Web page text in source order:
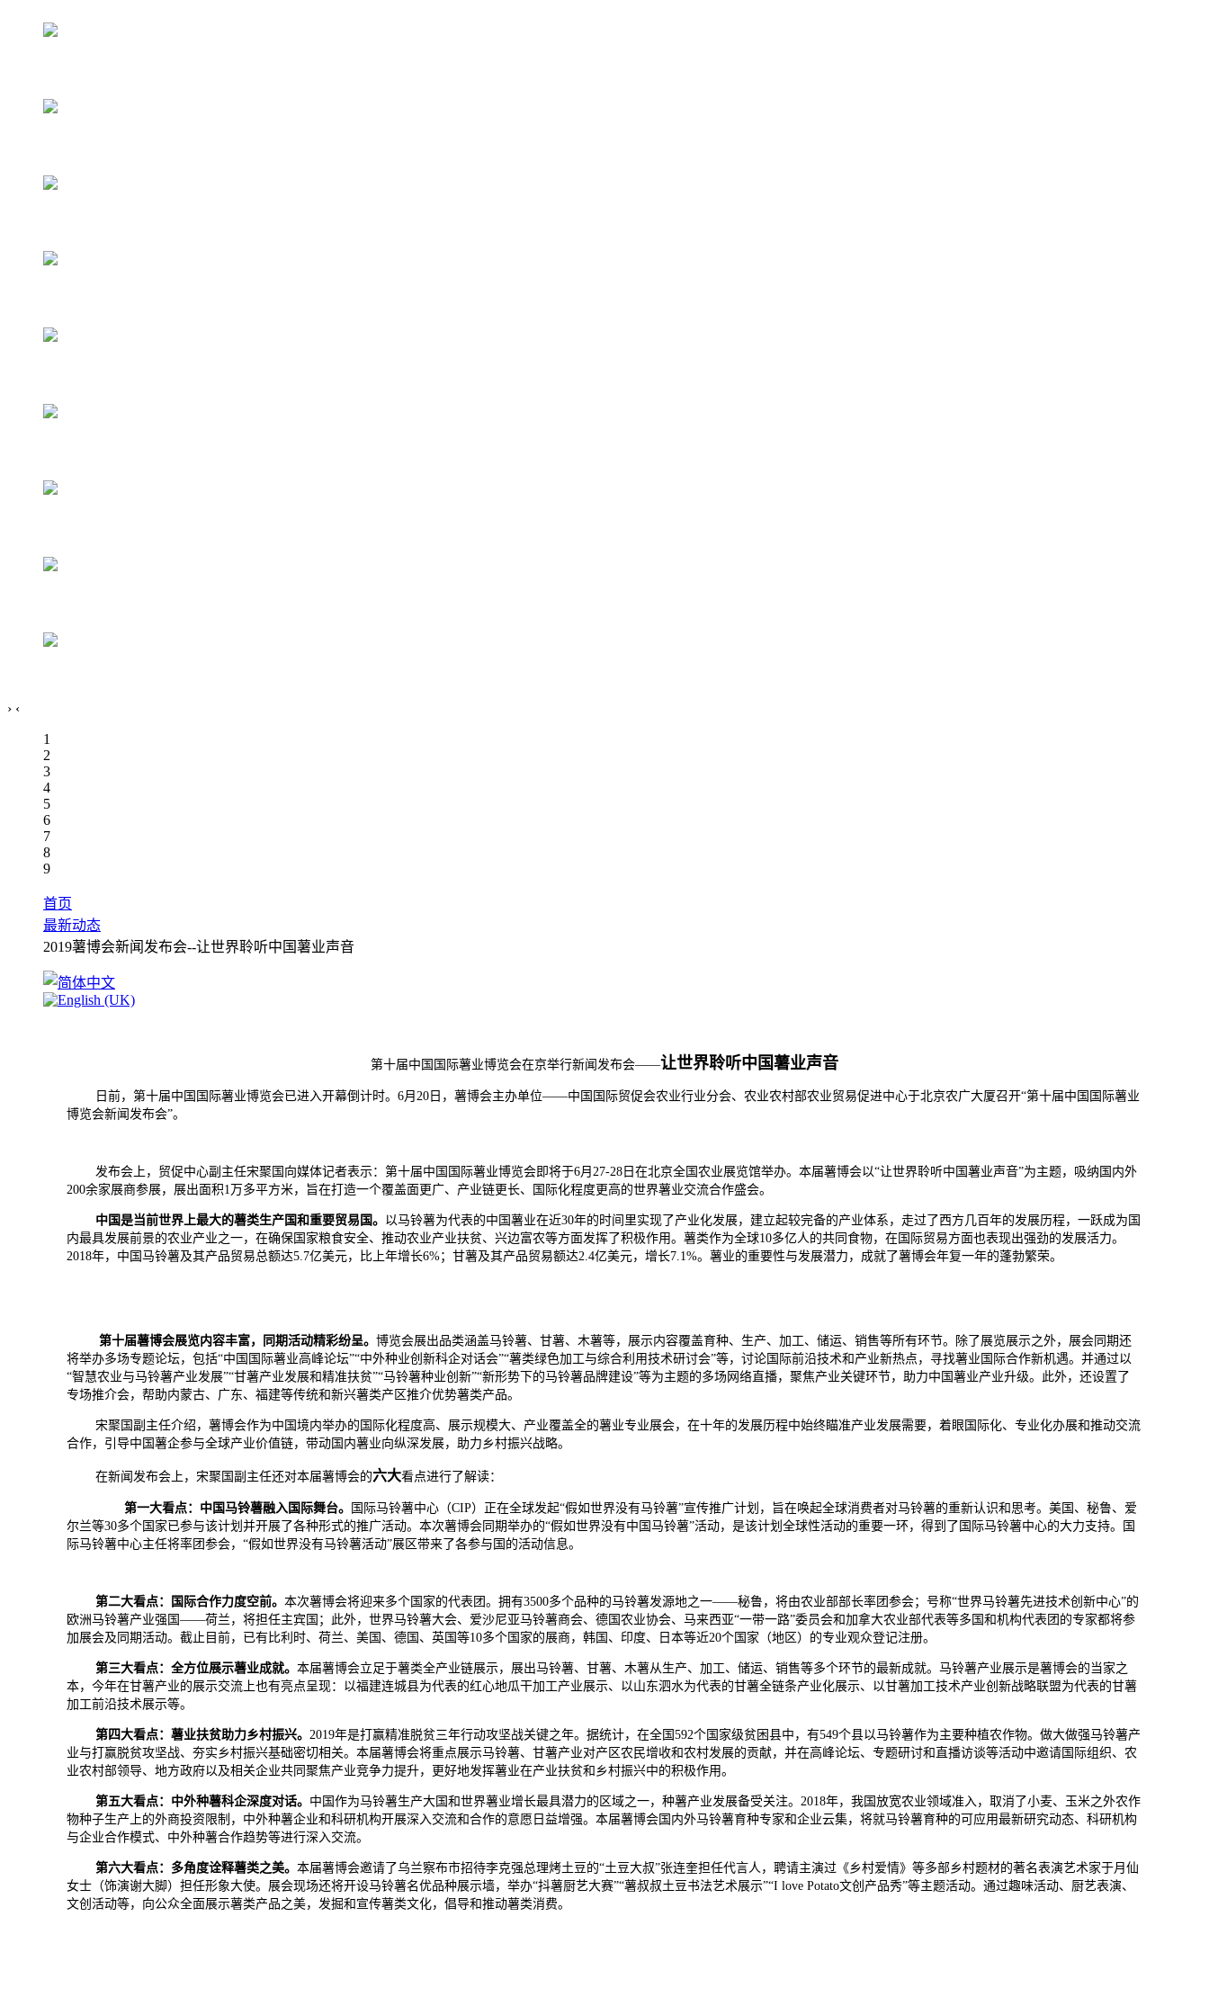
› ‹
1
2
3
4
5
6
7
8
9
首页
最新动态
2019薯博会新闻发布会--让世界聆听中国薯业声音
第十届中国国际薯业博览会在京举行新闻发布会——让世界聆听中国薯业声音
日前，第十届中国国际薯业博览会已进入开幕倒计时。6月20日，薯博会主办单位——中国国际贸促会农业行业分会、农业农村部农业贸易促进中心于北京农广大厦召开“第十届中国国际薯业
博览会新闻发布会”。
发布会上，贸促中心副主任宋聚国向媒体记者表示：第十届中国国际薯业博览会即将于6月27-28日在北京全国农业展览馆举办。本届薯博会以“让世界聆听中国薯业声音”为主题，吸纳国内外
200余家展商参展，展出面积1万多平方米，旨在打造一个覆盖面更广、产业链更长、国际化程度更高的世界薯业交流合作盛会。
中国是当前世界上最大的薯类生产国和重要贸易国。 以马铃薯为代表的中国薯业在近30年的时间里实现了产业化发展，建立起较完备的产业体系，走过了西方几百年的发展历程，一跃成为国
内最具发展前景的农业产业之一，在确保国家粮食安全、推动农业产业扶贫、兴边富农等方面发挥了积极作用。薯类作为全球10多亿人的共同食物，在国际贸易方面也表现出强劲的发展活力。
2018年，中国马铃薯及其产品贸易总额达5.7亿美元，比上年增长6%；甘薯及其产品贸易额达2.4亿美元，增长7.1%。薯业的重要性与发展潜力，成就了薯博会年复一年的蓬勃繁荣。
第十届薯博会展览内容丰富，同期活动精彩纷呈。博览会展出品类涵盖马铃薯、甘薯、木薯等，展示内容覆盖育种、生产、加工、储运、销售等所有环节。除了展览展示之外，展会同期还
将举办多场专题论坛，包括“中国国际薯业高峰论坛”“中外种业创新科企对话会”“薯类绿色加工与综合利用技术研讨会”等，讨论国际前沿技术和产业新热点，寻找薯业国际合作新机遇。并通过以
“智慧农业与马铃薯产业发展”“甘薯产业发展和精准扶贫”“马铃薯种业创新”“新形势下的马铃薯品牌建设”等为主题的多场网络直播，聚焦产业关键环节，助力中国薯业产业升级。此外，还设置了
专场推介会，帮助内蒙古、广东、福建等传统和新兴薯类产区推介优势薯类产品。
宋聚国副主任介绍，薯博会作为中国境内举办的国际化程度高、展示规模大、产业覆盖全的薯业专业展会，在十年的发展历程中始终瞄准产业发展需要，着眼国际化、专业化办展和推动交流
合作，引导中国薯企参与全球产业价值链，带动国内薯业向纵深发展，助力乡村振兴战略。
在新闻发布会上，宋聚国副主任还对本届薯博会的六大看点进行了解读：
第一大看点：中国马铃薯融入国际舞台。
国际马铃薯中心（CIP）正在全球发起“假如世界没有马铃薯”宣传推广计划，旨在唤起全球消费者对马铃薯的重新认识和思考。美国、秘鲁、爱
尔兰等30多个国家已参与该计划并开展了各种形式的推广活动。本次薯博会同期举办的“假如世界没有中国马铃薯”活动，是该计划全球性活动的重要一环，得到了国际马铃薯中心的大力支持。国
际马铃薯中心主任将率团参会，“假如世界没有马铃薯活动”展区带来了各参与国的活动信息。
第二大看点：国际合作力度空前。本次薯博会将迎来多个国家的代表团。拥有3500多个品种的马铃薯发源地之一——秘鲁，将由农业部部长率团参会；号称“世界马铃薯先进技术创新中心”的
欧洲马铃薯产业强国——荷兰，将担任主宾国；此外，世界马铃薯大会、爱沙尼亚马铃薯商会、德国农业协会、马来西亚“一带一路”委员会和加拿大农业部代表等多国和机构代表团的专家都将参
加展会及同期活动。截止目前，已有比利时、荷兰、美国、德国、英国等10多个国家的展商，韩国、印度、日本等近20个国家（地区）的专业观众登记注册。
第三大看点：全方位展示薯业成就。本届薯博会立足于薯类全产业链展示，展出马铃薯、甘薯、木薯从生产、加工、储运、销售等多个环节的最新成就。马铃薯产业展示是薯博会的当家之
本，今年在甘薯产业的展示交流上也有亮点呈现：以福建连城县为代表的红心地瓜干加工产业展示、以山东泗水为代表的甘薯全链条产业化展示、以甘薯加工技术产业创新战略联盟为代表的甘薯
加工前沿技术展示等。
第四大看点：薯业扶贫助力乡村振兴。2019年是打赢精准脱贫三年行动攻坚战关键之年。据统计，在全国592个国家级贫困县中，有549个县以马铃薯作为主要种植农作物。做大做强马铃薯产
业与打赢脱贫攻坚战、夯实乡村振兴基础密切相关。本届薯博会将重点展示马铃薯、甘薯产业对产区农民增收和农村发展的贡献，并在高峰论坛、专题研讨和直播访谈等活动中邀请国际组织、农
业农村部领导、地方政府以及相关企业共同聚焦产业竞争力提升，更好地发挥薯业在产业扶贫和乡村振兴中的积极作用。
第五大看点：中外种薯科企深度对话。 中国作为马铃薯生产大国和世界薯业增长最具潜力的区域之一，种薯产业发展备受关注。2018年，我国放宽农业领域准入，取消了小麦、玉米之外农作
物种子生产上的外商投资限制，中外种薯企业和科研机构开展深入交流和合作的意愿日益增强。本届薯博会国内外马铃薯育种专家和企业云集，将就马铃薯育种的可应用最新研究动态、科研机构
与企业合作模式、中外种薯合作趋势等进行深入交流。
第六大看点：多角度诠释薯类之美。本届薯博会邀请了乌兰察布市招待李克强总理烤土豆的“土豆大叔”张连奎担任代言人，聘请主演过《乡村爱情》等多部乡村题材的著名表演艺术家于月仙
女士（饰演谢大脚）担任形象大使。展会现场还将开设马铃薯名优品种展示墙，举办“抖薯厨艺大赛”“薯叔叔土豆书法艺术展示”“I love Potato文创产品秀”等主题活动。通过趣味活动、厨艺表演、
文创活动等，向公众全面展示薯类产品之美，发掘和宣传薯类文化，倡导和推动薯类消费。